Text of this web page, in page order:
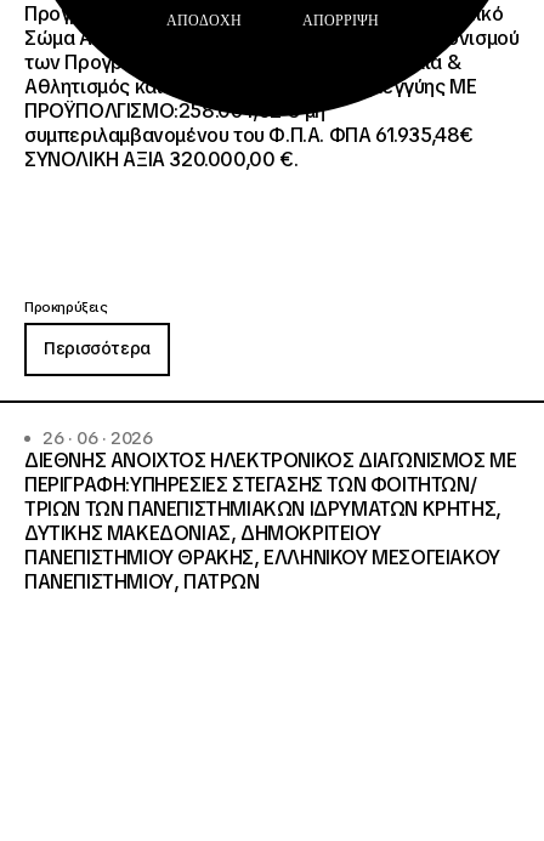
Προγράμματος European Solidarity Corps (Ευρωπαϊκό
Σώμα Αλληλεγγύης) της Εθνικής Μονάδας Συντονισμού
των Προγραμμάτων Erasmus+/Τομέας Νεολαία &
Αθλητισμός και Ευρωπαϊκό Σώμα Αλληλεγγύης ΜΕ
ΠΡΟΫΠΟΛΓΙΣΜΟ:258.064,52 € μη
συμπεριλαμβανομένου του Φ.Π.Α. ΦΠΑ 61.935,48€
ΣΥΝΟΛΙΚΗ ΑΞΙΑ 320.000,00 €.
Προκηρύξεις
Περισσότερα
26 · 06 · 2026
ΔΙΕΘΝΗΣ ΑΝΟΙΧΤΟΣ ΗΛΕΚΤΡΟΝΙΚΟΣ ΔΙΑΓΩΝΙΣΜΟΣ ΜΕ
ΠΕΡΙΓΡΑΦΗ:ΥΠΗΡΕΣΙΕΣ ΣΤΕΓΑΣΗΣ ΤΩΝ ΦΟΙΤΗΤΩΝ/
ΤΡΙΩΝ ΤΩΝ ΠΑΝΕΠΙΣΤΗΜΙΑΚΩΝ ΙΔΡΥΜΑΤΩΝ KΡΗΤΗΣ,
ΔΥΤΙΚΗΣ ΜΑΚΕΔΟΝΙΑΣ, ΔΗΜΟΚΡΙΤΕΙΟΥ
ΠΑΝΕΠΙΣΤΗΜΙΟΥ ΘΡΑΚΗΣ, ΕΛΛΗΝΙΚΟΥ ΜΕΣΟΓΕΙΑΚΟΥ
ΠΑΝΕΠΙΣΤΗΜΙΟΥ, ΠΑΤΡΩΝ
ΑΠΟΔΟΧΉ ΑΠΌΡΡΙΨΗ